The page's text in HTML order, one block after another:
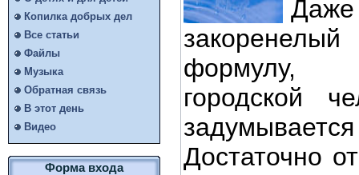
Копилка добрых дел
Все статьи
Файлы
Музыка
Обратная связь
В этот день
Видео
Форма входа
формулу,
городской
Достаточно